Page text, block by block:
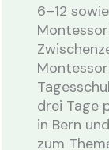
6–12
drei Tage
in Bern
zum